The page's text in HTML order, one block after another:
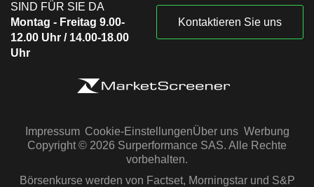
SIND FÜR SIE DA
Montag - Freitag 9.00-
12.00 Uhr / 14.00-18.00
Uhr
Kontaktieren Sie uns
Impressum Cookie-EinstellungenÜber uns Werbung
Copyright © 2026 Surperformance SAS. Alle Rechte
vorbehalten.
Börsenkurse werden von Factset, Morningstar und S&P